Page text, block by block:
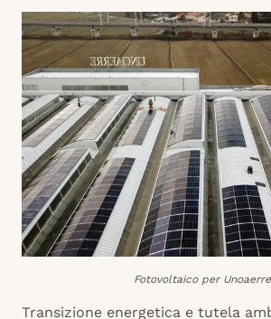
Fotovoltaico per Unoaerre
Transizione energetica e tutela